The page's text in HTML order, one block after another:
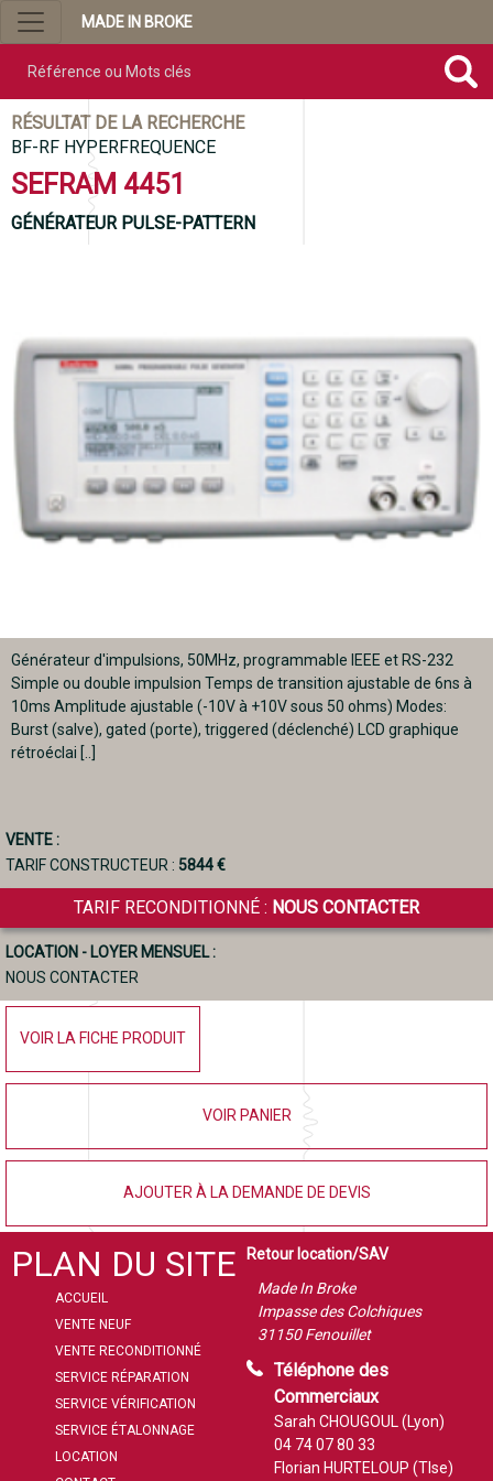
MADE IN BROKE
RÉSULTAT DE LA RECHERCHE
BF-RF HYPERFREQUENCE
SEFRAM 4451
GÉNÉRATEUR PULSE-PATTERN
Générateur d'impulsions, 50MHz, programmable IEEE et RS-232
Simple ou double impulsion Temps de transition ajustable de 6ns à
10ms Amplitude ajustable (-10V à +10V sous 50 ohms) Modes:
Burst (salve), gated (porte), triggered (déclenché) LCD graphique
rétroéclai [..]
VENTE :
TARIF CONSTRUCTEUR : 5844 €
TARIF RECONDITIONNÉ : NOUS CONTACTER
LOCATION - LOYER MENSUEL :
NOUS CONTACTER
VOIR LA FICHE PRODUIT
VOIR PANIER
AJOUTER À LA DEMANDE DE DEVIS
PLAN DU SITE
ACCUEIL
VENTE NEUF
VENTE RECONDITIONNÉ
SERVICE RÉPARATION
SERVICE VÉRIFICATION
SERVICE ÉTALONNAGE
LOCATION
Retour location/SAV
Made In Broke
Impasse des Colchiques
31150 Fenouillet
Téléphone des
Commerciaux
Sarah CHOUGOUL (Lyon)
04 74 07 80 33
Florian HURTELOUP (Tlse)